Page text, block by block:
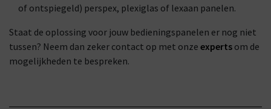
of ontspiegeld) perspex, plexiglas of lexaan panelen.
Staat de oplossing voor jouw bedieningspanelen er nog niet
tussen? Neem dan zeker contact op met onze experts om de
mogelijkheden te bespreken.